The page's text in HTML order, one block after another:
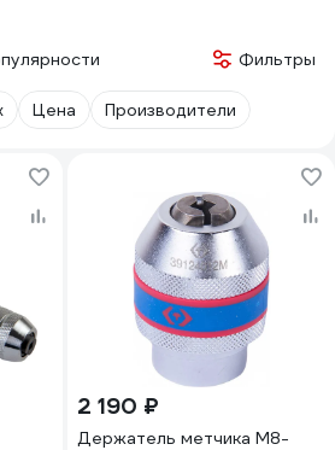
Фильтры
Цена Производители
2 190 ₽
Держатель метчика М8-